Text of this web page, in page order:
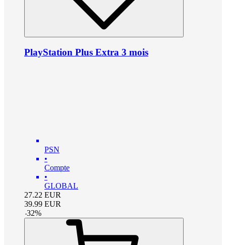
PlayStation Plus Extra 3 mois
PSN
•
Compte
•
GLOBAL
27.22 EUR
39.99 EUR
-32%